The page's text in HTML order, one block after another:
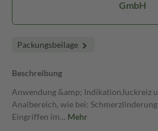
GmbH
Packungsbeilage
Beschreibung
Anwendung &amp; IndikationJuckreiz
Analbereich, wie bei:
Eingriffen im… Mehr